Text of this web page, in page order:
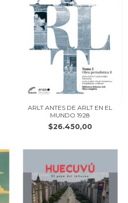
ARLT ANTES DE ARLT EN EL
MUNDO 1928
$26.450,00